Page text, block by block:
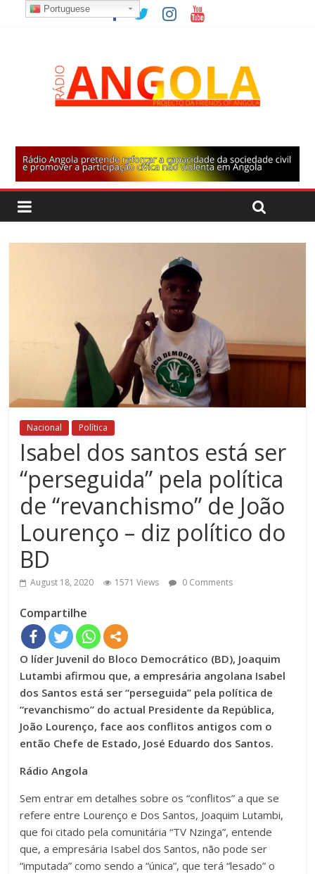
Nacional Política
Isabel dos santos está ser
“perseguida” pela política
de “revanchismo” de João
Lourenço – diz político do
BD
August 18, 2020 1571 Views 0 Comments
Compartilhe
O líder Juvenil do Bloco Democrático (BD), Joaquim
Lutambi afirmou que, a empresária angolana Isabel
dos Santos está ser “perseguida” pela política de
“revanchismo” do actual Presidente da República,
João Lourenço, face aos conflitos antigos com o
então Chefe de Estado, José Eduardo dos Santos.
Rádio Angola
Sem entrar em detalhes sobre os “conflitos” a que se
refere entre Lourenço e Dos Santos, Joaquim Lutambi,
que foi citado pela comunitária “TV Nzinga”, entende
que, a empresária Isabel dos Santos, não pode ser
“imputada” como sendo a “única”, que terá “lesado” o
Portuguese